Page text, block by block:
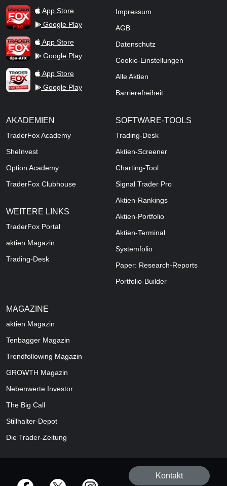
TraderFox ProApp Store
Google Play
TraderFox dpa-AFX ProFeed
App Store
Google Play
TraderFox Live Trading
App Store
Google Play
Impressum
AGB
Datenschutz
Cookie-Einstellungen
Alle Aktien
Barrierefreiheit
AKADEMIEN
TraderFox Academy
SheInvest
Option Academy
TraderFox Clubhouse
WEITERE LINKS
TraderFox Portal
aktien Magazin
Trading-Desk
SOFTWARE-TOOLS
Trading-Desk
Aktien-Screener
Charting-Tool
Signal Trader Pro
Aktien-Rankings
Aktien-Portfolio
Aktien-Terminal
Systemfolio
Paper: Research-Reports
Portfolio-Builder
MAGAZINE
aktien Magazin
Tenbagger Magazin
Trendfollowing Magazin
GROWTH Magazin
Nebenwerte Investor
The Big Call
Stillhalter-Depot
Die Trader-Zeitung
offizielle Social Media-Accounts
Kontakt